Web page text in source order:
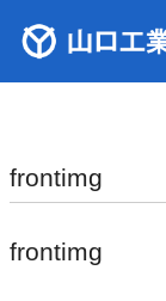
frontimg
frontimg